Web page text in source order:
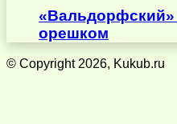
«Вальдорфский»
орешком
© Copyright 2026, Kukub.ru